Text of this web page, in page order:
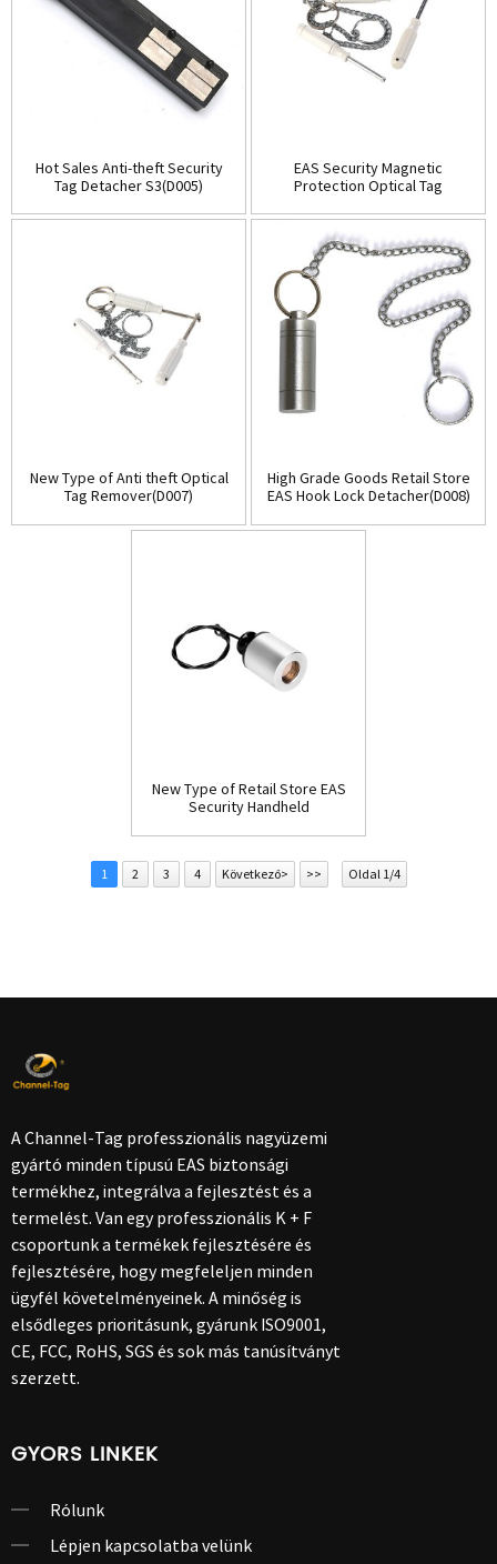
Hot Sales Anti-theft Security
Tag Detacher S3(D005)
EAS Security Magnetic
Protection Optical Tag
New Type of Anti theft Optical
Tag Remover(D007)
High Grade Goods Retail Store
EAS Hook Lock Detacher(D008)
New Type of Retail Store EAS
Security Handheld
1 2 3 4 Következő> >> Oldal 1/4
A Channel-Tag professzionális nagyüzemi
gyártó minden típusú EAS biztonsági
termékhez, integrálva a fejlesztést és a
termelést. Van egy professzionális K + F
csoportunk a termékek fejlesztésére és
fejlesztésére, hogy megfeleljen minden
ügyfél követelményeinek. A minőség is
elsődleges prioritásunk, gyárunk ISO9001,
CE, FCC, RoHS, SGS és sok más tanúsítványt
szerzett.
GYORS LINKEK
Rólunk
Lépjen kapcsolatba velünk